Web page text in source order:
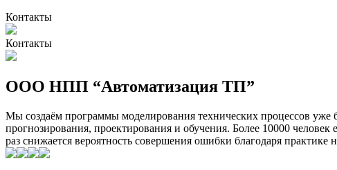
Контакты
Контакты
ООО НПП “Автоматизация ТП”
Мы создаём программы моделирования технических процессов уже
прогнозирования, проектирования и обучения. Более 10000
раз снижается вероятность совершения ошибки благодаря практике